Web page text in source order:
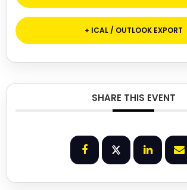
+ ICAL / OUTLOOK EXPORT
SHARE THIS EVENT